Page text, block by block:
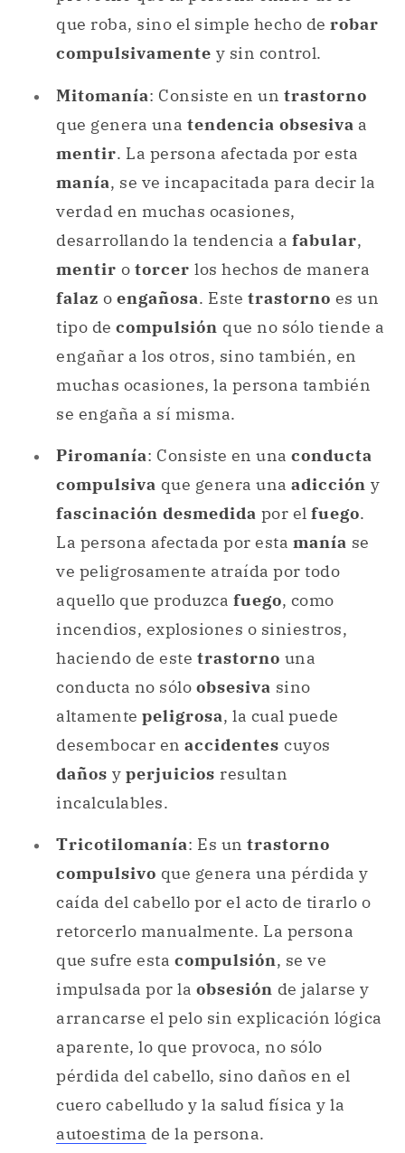
que roba, sino el simple hecho de robar
compulsivamente y sin control.
Mitomanía: Consiste en un trastorno
que genera una tendencia obsesiva a
mentir. La persona afectada por esta
manía, se ve incapacitada para decir la
verdad en muchas ocasiones,
desarrollando la tendencia a fabular,
mentir o torcer los hechos de manera
falaz o engañosa. Este trastorno es un
tipo de compulsión que no sólo tiende a
engañar a los otros, sino también, en
muchas ocasiones, la persona también
se engaña a sí misma.
Piromanía: Consiste en una conducta
compulsiva que genera una adicción y
fascinación desmedida por el fuego.
La persona afectada por esta manía se
ve peligrosamente atraída por todo
aquello que produzca fuego, como
incendios, explosiones o siniestros,
haciendo de este trastorno una
conducta no sólo obsesiva sino
altamente peligrosa, la cual puede
desembocar en accidentes cuyos
daños y perjuicios resultan
incalculables.
Tricotilomanía: Es un trastorno
compulsivo que genera una pérdida y
caída del cabello por el acto de tirarlo o
retorcerlo manualmente. La persona
que sufre esta compulsión, se ve
impulsada por la obsesión de jalarse y
arrancarse el pelo sin explicación lógica
aparente, lo que provoca, no sólo
pérdida del cabello, sino daños en el
cuero cabelludo y la salud física y la
autoestima de la persona.